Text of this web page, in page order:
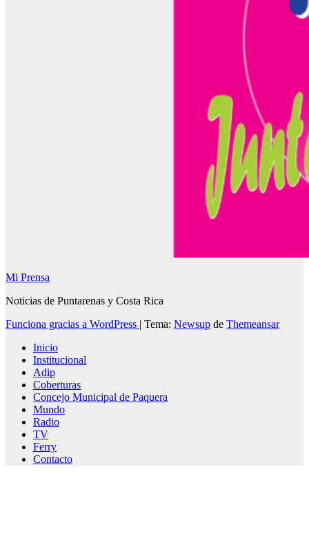
Mi Prensa
Noticias de Puntarenas y Costa Rica
Funciona gracias a WordPress | Tema: Newsup de Themeansar
Inicio
Institucional
Adip
Coberturas
Concejo Municipal de Paquera
Mundo
Radio
TV
Ferry
Contacto